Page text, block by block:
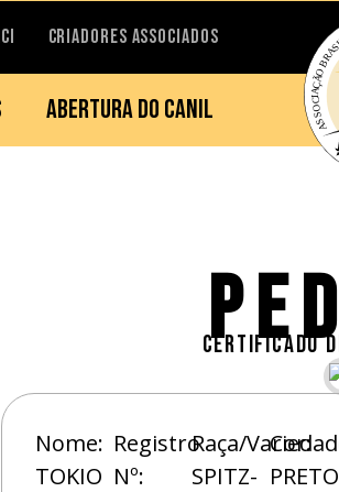
CRIADORES ASSOCIADOS
ABERTURA DO CANIL
CERTIFICADO
Nome:
TOKIO
Registro
Nº:
Raça/
SPITZ-
Cor:
PRETO